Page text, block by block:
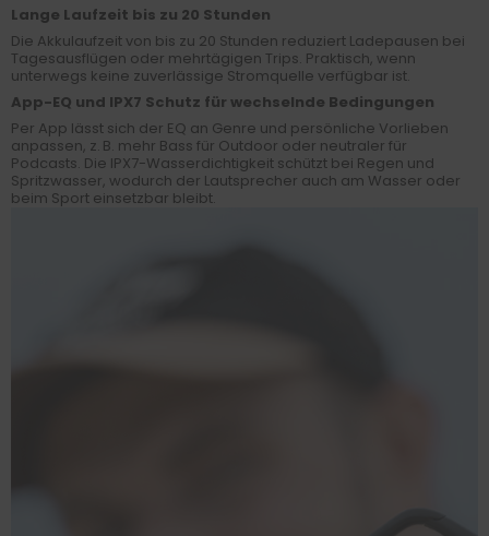
Lange Laufzeit bis zu 20 Stunden
Die Akkulaufzeit von bis zu 20 Stunden reduziert Ladepausen bei
Tagesausflügen oder mehrtägigen Trips. Praktisch, wenn
unterwegs keine zuverlässige Stromquelle verfügbar ist.
App-EQ und IPX7 Schutz für wechselnde Bedingungen
Per App lässt sich der EQ an Genre und persönliche Vorlieben
anpassen, z. B. mehr Bass für Outdoor oder neutraler für
Podcasts. Die IPX7-Wasserdichtigkeit schützt bei Regen und
Spritzwasser, wodurch der Lautsprecher auch am Wasser oder
beim Sport einsetzbar bleibt.